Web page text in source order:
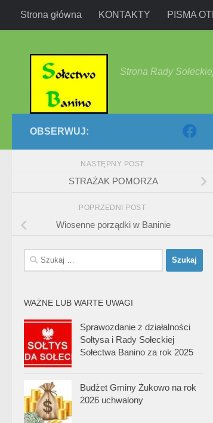
Przejdź do treści
Strona główna KONTAKTY PISMA
Strona Rady
OBSERWUJ:
NASTĘPNY POST
STRAŻAK POMORZA
POPRZEDNI POST
Wiosenne porządki w Baninie
Szukaj:
WAŻNE LUB WARTE UWAGI
Sprawozdanie z działalności
Sołtysa i Rady Sołeckiej
Sołectwa Banino za rok 2025
Budżet Gminy Żukowo na rok
2026 uchwalony